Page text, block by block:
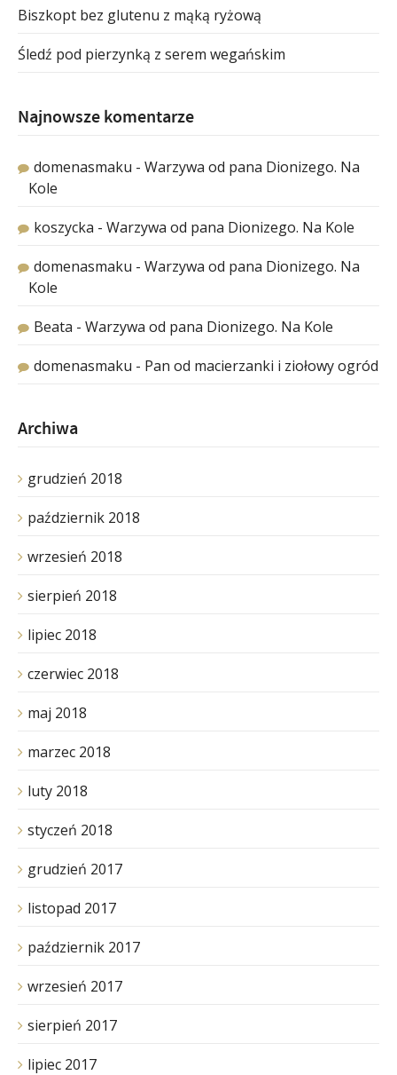
Biszkopt bez glutenu z mąką ryżową
Śledź pod pierzynką z serem wegańskim
Najnowsze komentarze
domenasmaku - Warzywa od pana Dionizego. Na
Kole
koszycka - Warzywa od pana Dionizego. Na Kole
domenasmaku - Warzywa od pana Dionizego. Na
Kole
Beata - Warzywa od pana Dionizego. Na Kole
domenasmaku - Pan od macierzanki i ziołowy ogród
Archiwa
grudzień 2018
październik 2018
wrzesień 2018
sierpień 2018
lipiec 2018
czerwiec 2018
maj 2018
marzec 2018
luty 2018
styczeń 2018
grudzień 2017
listopad 2017
październik 2017
wrzesień 2017
sierpień 2017
lipiec 2017